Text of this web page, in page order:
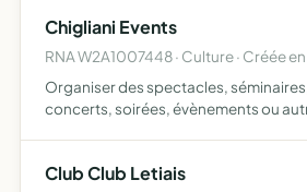
Chigliani Events
RNA W2A1007448 · Culture · Créée
Organiser des spectacles,
concerts, soirées, évènements ou
Club Club Letiais